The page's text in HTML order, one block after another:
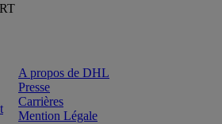
A propos de DHL
Presse
Carrières
Mention Légale